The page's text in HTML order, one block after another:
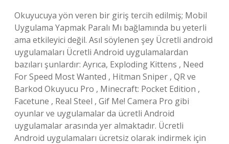
Okuyucuya yön veren bir giriş tercih edilmiş; Mobil
Uygulama Yapmak Paralı Mı bağlamında bu yeterli
ama etkileyici değil. Asıl söylenen şey Ücretli android
uygulamaları Ücretli Android uygulamalardan
bazıları şunlardır: Ayrıca, Exploding Kittens , Need
For Speed Most Wanted , Hitman Sniper , QR ve
Barkod Okuyucu Pro , Minecraft: Pocket Edition ,
Facetune , Real Steel , Gif Me! Camera Pro gibi
oyunlar ve uygulamalar da ücretli Android
uygulamalar arasında yer almaktadır. Ücretli
Android uygulamaları ücretsiz olarak indirmek için